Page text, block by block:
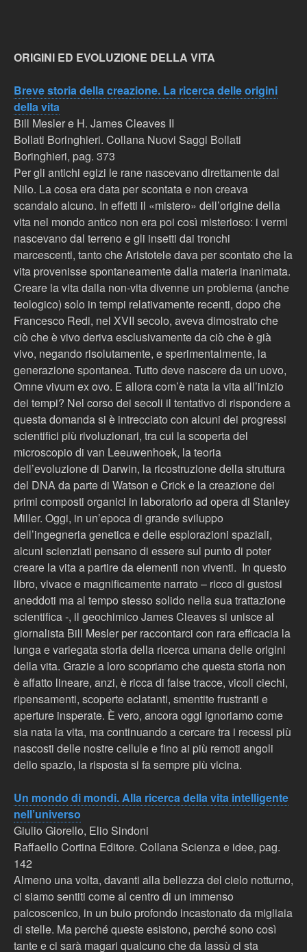
ORIGINI ED EVOLUZIONE DELLA VITA
Breve storia della creazione. La ricerca delle origini
della vita
Bill Mesler e H. James Cleaves II
Bollati Boringhieri. Collana Nuovi Saggi Bollati
Boringhieri, pag. 373
Per gli antichi egizi le rane nascevano direttamente dal
Nilo. La cosa era data per scontata e non creava
scandalo alcuno. In effetti il «mistero» dell’origine della
vita nel mondo antico non era poi così misterioso: i vermi
nascevano dal terreno e gli insetti dai tronchi
marcescenti, tanto che Aristotele dava per scontato che la
vita provenisse spontaneamente dalla materia inanimata.
Creare la vita dalla non-vita divenne un problema (anche
teologico) solo in tempi relativamente recenti, dopo che
Francesco Redi, nel XVII secolo, aveva dimostrato che
ciò che è vivo deriva esclusivamente da ciò che è già
vivo, negando risolutamente, e sperimentalmente, la
generazione spontanea. Tutto deve nascere da un uovo,
Omne vivum ex ovo. E allora com’è nata la vita all’inizio
dei tempi? Nel corso dei secoli il tentativo di rispondere a
questa domanda si è intrecciato con alcuni dei progressi
scientifici più rivoluzionari, tra cui la scoperta del
microscopio di van Leeuwenhoek, la teoria
dell’evoluzione di Darwin, la ricostruzione della struttura
del DNA da parte di Watson e Crick e la creazione dei
primi composti organici in laboratorio ad opera di Stanley
Miller. Oggi, in un’epoca di grande sviluppo
dell’ingegneria genetica e delle esplorazioni spaziali,
alcuni scienziati pensano di essere sul punto di poter
creare la vita a partire da elementi non viventi. In questo
libro, vivace e magnificamente narrato – ricco di gustosi
aneddoti ma al tempo stesso solido nella sua trattazione
scientifica -, il geochimico James Cleaves si unisce al
giornalista Bill Mesler per raccontarci con rara efficacia la
lunga e variegata storia della ricerca umana delle origini
della vita. Grazie a loro scopriamo che questa storia non
è affatto lineare, anzi, è ricca di false tracce, vicoli ciechi,
ripensamenti, scoperte eclatanti, smentite frustranti e
aperture insperate. È vero, ancora oggi ignoriamo come
sia nata la vita, ma continuando a cercare tra i recessi più
nascosti delle nostre cellule e fino ai più remoti angoli
dello spazio, la risposta si fa sempre più vicina.
Un mondo di mondi. Alla ricerca della vita intelligente
nell’universo
Giulio Giorello, Elio Sindoni
Raffaello Cortina Editore. Collana Scienza e idee, pag.
142
Almeno una volta, davanti alla bellezza del cielo notturno,
ci siamo sentiti come al centro di un immenso
palcoscenico, in un buio profondo incastonato da migliaia
di stelle. Ma perché queste esistono, perché sono così
tante e ci sarà magari qualcuno che da lassù ci sta